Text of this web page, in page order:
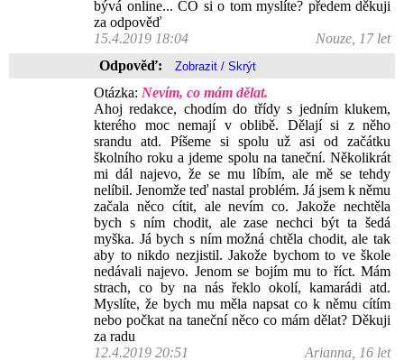
bývá online... CO si o tom myslíte? předem děkuji
za odpověď
15.4.2019 18:04
Nouze, 17 let
Odpověď:
Otázka: Nevím, co mám dělat.
Ahoj redakce, chodím do třídy s jedním klukem,
kterého moc nemají v oblibě. Dělají si z něho
srandu atd. Píšeme si spolu už asi od začátku
školního roku a jdeme spolu na taneční. Několikrát
mi dál najevo, že se mu líbím, ale mě se tehdy
nelíbil. Jenomže teď nastal problém. Já jsem k němu
začala něco cítit, ale nevím co. Jakože nechtěla
bych s ním chodit, ale zase nechci být ta šedá
myška. Já bych s ním možná chtěla chodit, ale tak
aby to nikdo nezjistil. Jakože bychom to ve škole
nedávali najevo. Jenom se bojím mu to říct. Mám
strach, co by na nás řeklo okolí, kamarádi atd.
Myslíte, že bych mu měla napsat co k němu cítím
nebo počkat na taneční něco co mám dělat? Děkuji
za radu
12.4.2019 20:51
Arianna, 16 let